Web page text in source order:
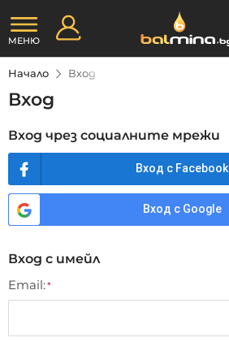
към
съдържанието
МЕНЮ
Начало Вход
Вход
Вход чрез социалните мрежи
Вход с Facebook
Вход с Google
Вход с имейл
Email